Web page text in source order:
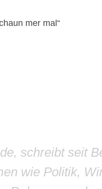
mer mal“
schreibt seit
wie Politik,